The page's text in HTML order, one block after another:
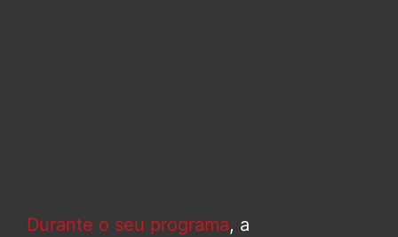
Durante o seu programa, a